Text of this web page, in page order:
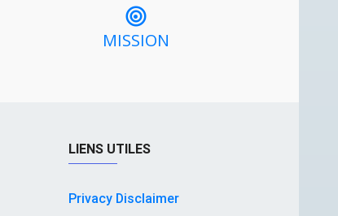
MISSION
LIENS UTILES
Privacy Disclaimer